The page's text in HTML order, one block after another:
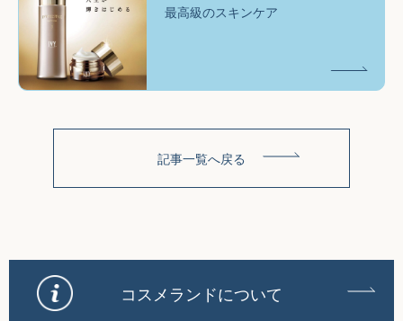
最高級のスキンケア
記事一覧へ戻る
コスメランドについて